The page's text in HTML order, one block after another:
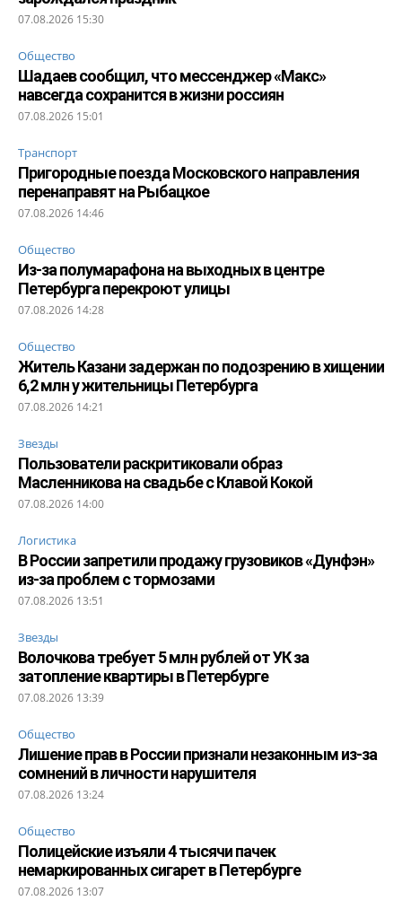
07.08.2026 15:30
Общество
Шадаев сообщил, что мессенджер «Макс»
навсегда сохранится в жизни россиян
07.08.2026 15:01
Транспорт
Пригородные поезда Московского направления
перенаправят на Рыбацкое
07.08.2026 14:46
Общество
Из-за полумарафона на выходных в центре
Петербурга перекроют улицы
07.08.2026 14:28
Общество
Житель Казани задержан по подозрению в хищении
6,2 млн у жительницы Петербурга
07.08.2026 14:21
Звезды
Пользователи раскритиковали образ
Масленникова на свадьбе с Клавой Кокой
07.08.2026 14:00
Логистика
В России запретили продажу грузовиков «Дунфэн»
из-за проблем с тормозами
07.08.2026 13:51
Звезды
Волочкова требует 5 млн рублей от УК за
затопление квартиры в Петербурге
07.08.2026 13:39
Общество
Лишение прав в России признали незаконным из-за
сомнений в личности нарушителя
07.08.2026 13:24
Общество
Полицейские изъяли 4 тысячи пачек
немаркированных сигарет в Петербурге
07.08.2026 13:07